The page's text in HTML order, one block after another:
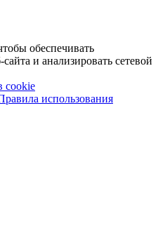
обеспечивать
и анализировать сетевой
cookie
использования